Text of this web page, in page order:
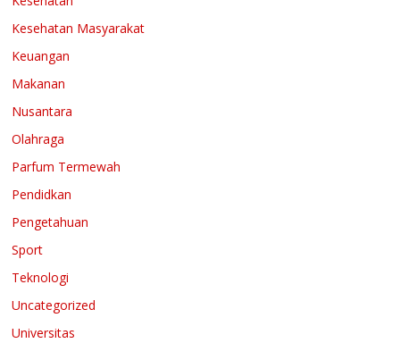
Kesehatan Masyarakat
Keuangan
Makanan
Nusantara
Olahraga
Parfum Termewah
Pendidkan
Pengetahuan
Sport
Teknologi
Uncategorized
Universitas